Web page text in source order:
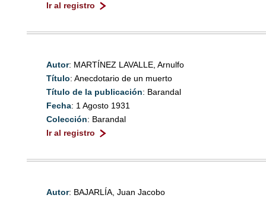
Ir al registro
Autor: MARTÍNEZ LAVALLE, Arnulfo
Título: Anecdotario de un muerto
Título de la publicación: Barandal
Fecha: 1 Agosto 1931
Colección: Barandal
Ir al registro
Autor: BAJARLÍA, Juan Jacobo